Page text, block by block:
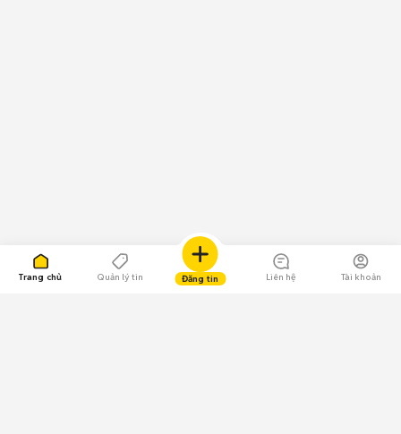
Trang chủ Quản lý tin Đăng tin Liên hệ Tài khoản